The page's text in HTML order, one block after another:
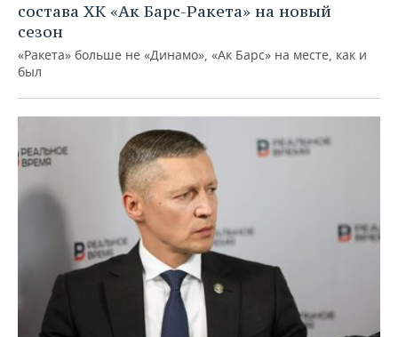
состава ХК «Ак Барс-Ракета» на новый
сезон
«Ракета» больше не «Динамо», «Ак Барс» на месте, как и
был